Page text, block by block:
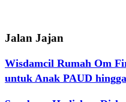
Jalan Jajan
Wisdamcil Rumah Om
untuk Anak PAUD